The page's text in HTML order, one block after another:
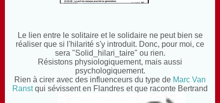
Le lien entre le solitaire et le solidaire ne peut bien se
réaliser que si l'hilarité s'y introduit. Donc, pour moi, ce
sera "Solid_hilari_taire" ou rien.
Résistons physiologiquement, mais aussi
psychologiquement.
Rien à cirer avec des influenceurs du type de Marc Van
Ranstqui sévissent en Flandres et que raconte Bertrand